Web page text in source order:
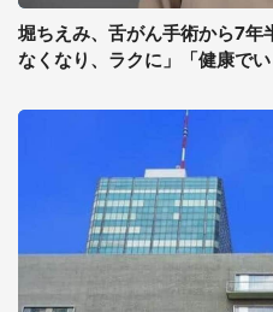
堀ちえみ、舌がん手術から7年
なくなり、ラクに」「健康で